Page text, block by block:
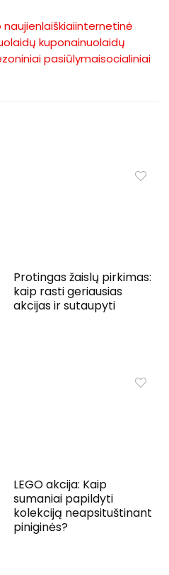
internetinė
kuponainuolaidų
pasiūlymaisocialiniai
Protingas žaislų pirkimas:
kaip rasti geriausias
akcijas ir sutaupyti
LEGO akcija: Kaip
sumaniai papildyti
kolekciją neapsituštinant
piniginės?